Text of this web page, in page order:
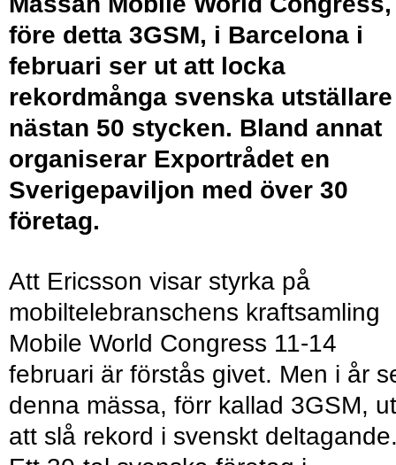
före detta 3GSM, i Barcelona i
februari ser ut att locka
rekordmånga svenska
nästan 50 stycken. Bland annat
organiserar Exportrådet en
Sverigepaviljon med över 30
företag.
Att Ericsson visar styrka på
mobiltelebranschens kraftsamling
Mobile World Congress 11-14
februari är förstås givet. Men i år
denna mässa, förr kallad 3GSM, ut
att slå rekord i svenskt